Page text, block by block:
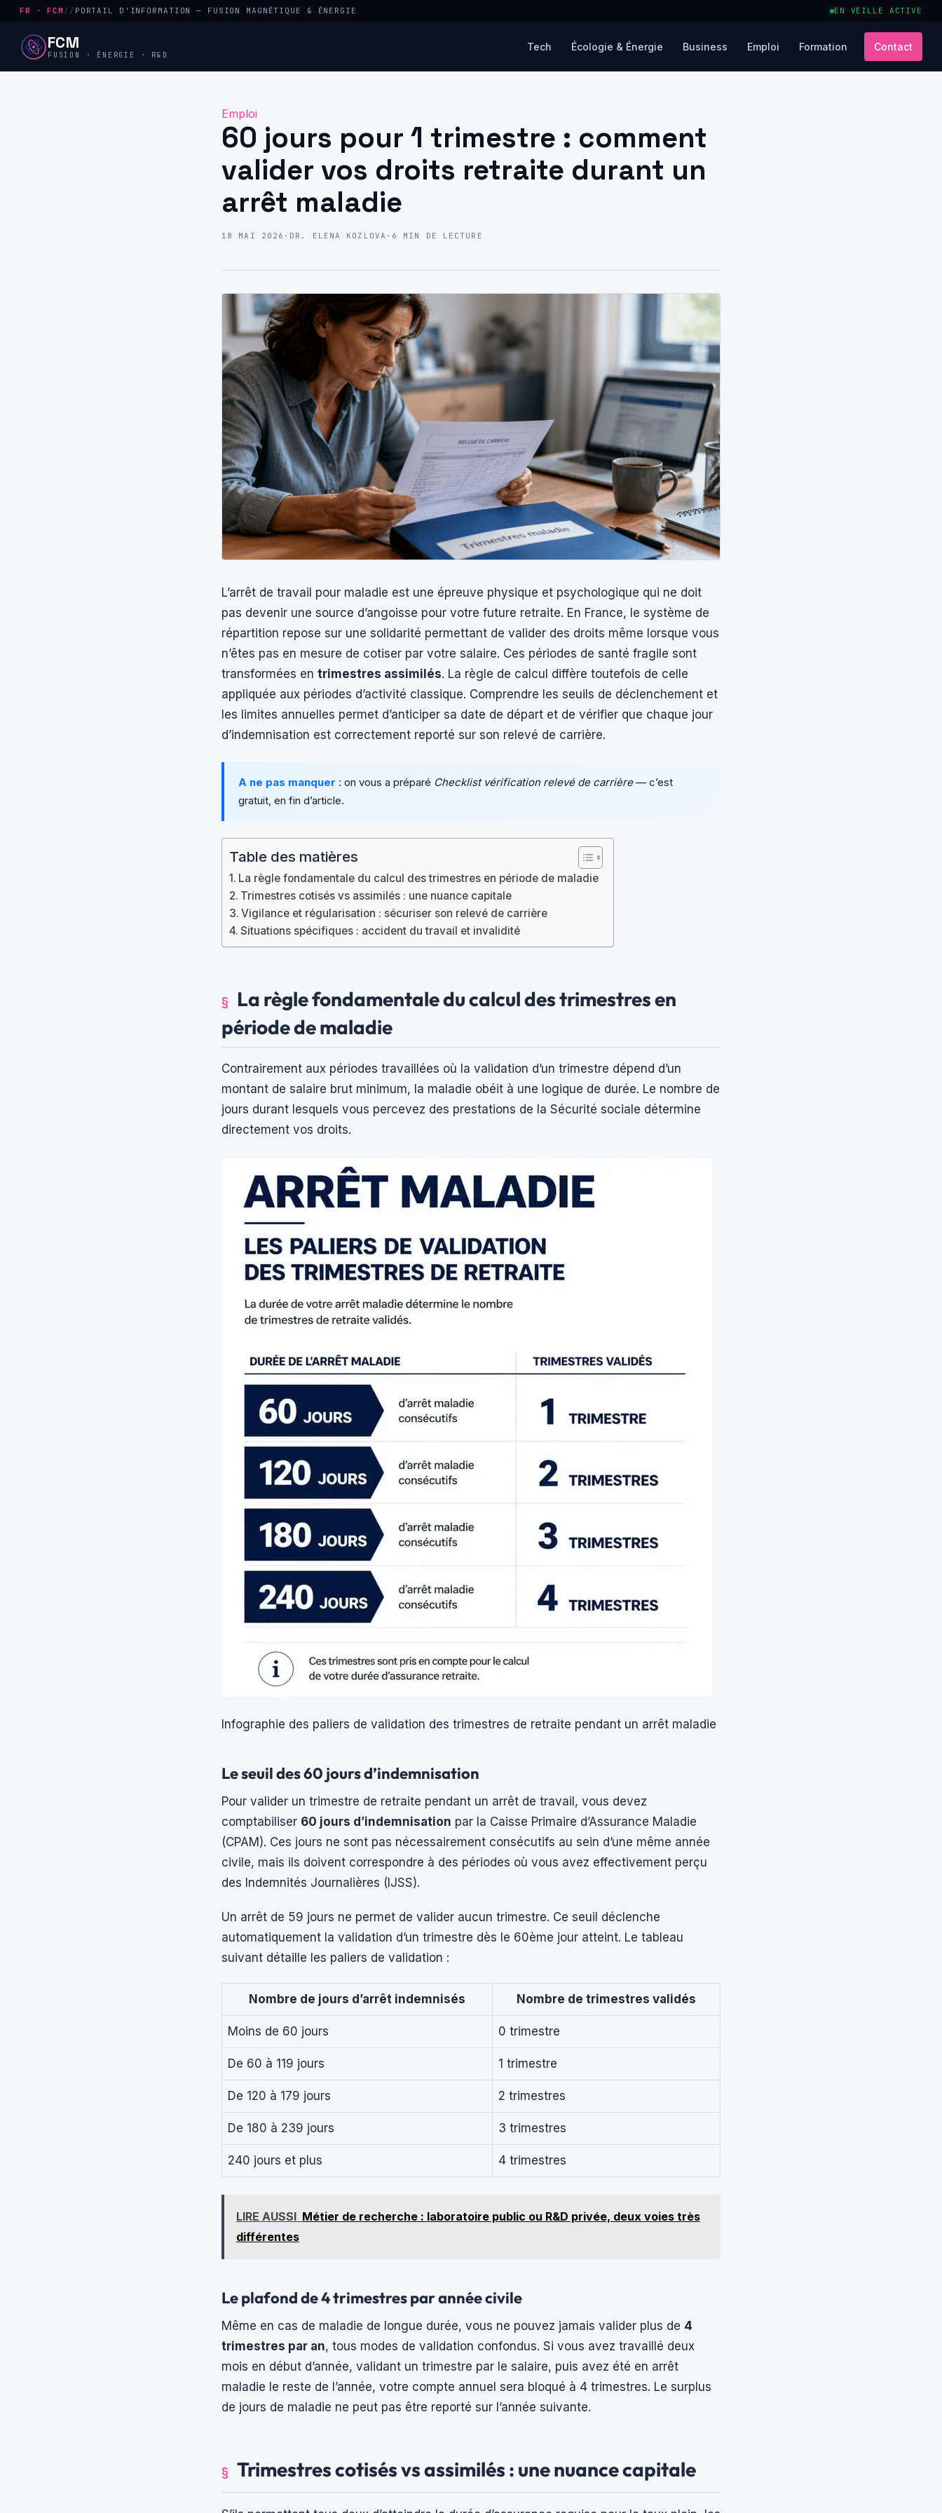
FR · FCM // PORTAIL D'INFORMATION — FUSION MAGNÉTIQUE & ÉNERGIE EN VEILLE ACTIVE
FCM
FUSION · ÉNERGIE · R&D
Tech Écologie & Énergie Business Emploi Formation Contact
Emploi
60 jours pour 1 trimestre : comment
valider vos droits retraite durant un
arrêt maladie
18 MAI 2026 · DR. ELENA KOZLOVA · 6 MIN DE LECTURE
L’arrêt de travail pour maladie est une épreuve physique et psychologique qui ne doit
pas devenir une source d’angoisse pour votre future retraite. En France, le système de
répartition repose sur une solidarité permettant de valider des droits même lorsque vous
n’êtes pas en mesure de cotiser par votre salaire. Ces périodes de santé fragile sont
transformées en trimestres assimilés. La règle de calcul diffère toutefois de celle
appliquée aux périodes d’activité classique. Comprendre les seuils de déclenchement et
les limites annuelles permet d’anticiper sa date de départ et de vérifier que chaque jour
d’indemnisation est correctement reporté sur son relevé de carrière.
A ne pas manquer : on vous a préparé Checklist vérification relevé de carrière— c’est
gratuit, en fin d’article.
Table des matières
La règle fondamentale du calcul des trimestres en période de maladie
Trimestres cotisés vs assimilés : une nuance capitale
Vigilance et régularisation : sécuriser son relevé de carrière
Situations spécifiques : accident du travail et invalidité
La règle fondamentale du calcul des trimestres en
période de maladie
Contrairement aux périodes travaillées où la validation d’un trimestre dépend d’un
montant de salaire brut minimum, la maladie obéit à une logique de durée. Le nombre de
jours durant lesquels vous percevez des prestations de la Sécurité sociale détermine
directement vos droits.
Infographie des paliers de validation des trimestres de retraite pendant un arrêt maladie
Le seuil des 60 jours d’indemnisation
Pour valider un trimestre de retraite pendant un arrêt de travail, vous devez
comptabiliser 60 jours d’indemnisation par la Caisse Primaire d’Assurance Maladie
(CPAM). Ces jours ne sont pas nécessairement consécutifs au sein d’une même année
civile, mais ils doivent correspondre à des périodes où vous avez effectivement perçu
des Indemnités Journalières (IJSS).
Un arrêt de 59 jours ne permet de valider aucun trimestre. Ce seuil déclenche
automatiquement la validation d’un trimestre dès le 60ème jour atteint. Le tableau
suivant détaille les paliers de validation :
Nombre de jours d’arrêt indemnisés Nombre de trimestres validés
Moins de 60 jours 0 trimestre
De 60 à 119 jours 1 trimestre
De 120 à 179 jours 2 trimestres
De 180 à 239 jours 3 trimestres
240 jours et plus 4 trimestres
LIRE AUSSI Métier de recherche : laboratoire public ou R&D privée, deux voies très
différentes
Le plafond de 4 trimestres par année civile
Même en cas de maladie de longue durée, vous ne pouvez jamais valider plus de 4
trimestres par an, tous modes de validation confondus. Si vous avez travaillé deux
mois en début d’année, validant un trimestre par le salaire, puis avez été en arrêt
maladie le reste de l’année, votre compte annuel sera bloqué à 4 trimestres. Le surplus
de jours de maladie ne peut pas être reporté sur l’année suivante.
Trimestres cotisés vs assimilés : une nuance capitale